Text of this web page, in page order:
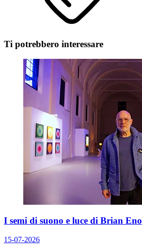
Ti potrebbero interessare
I semi di suono e luce di Brian Eno
15-07-2026